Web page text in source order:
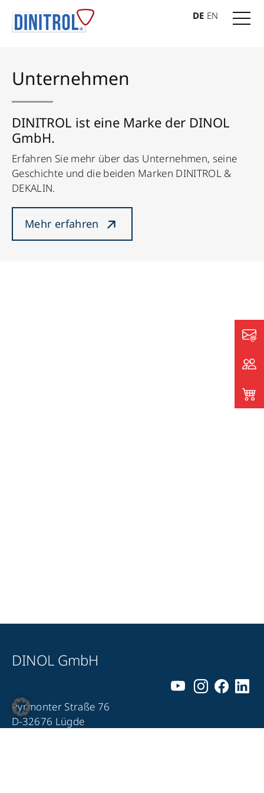
DE EN
Unternehmen
DINITROL ist eine Marke der DINOL
GmbH.
Erfahren Sie mehr über das Unternehmen, seine
Geschichte und die beiden Marken DINITROL &
DEKALIN.
Mehr erfahren
DINOL GmbH
Pyrmonter Straße 76
D-32676 Lügde